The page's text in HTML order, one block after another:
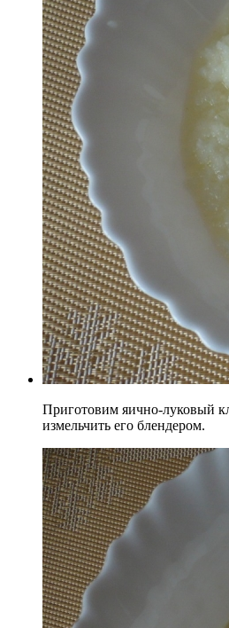
Приготовим яично-луковый
измельчить его блендером.